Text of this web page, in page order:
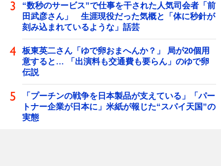
“数秒のサービス”で仕事を干された人気司会者「前
田武彦さん」 生涯現役だった気概と「体に秒針が
刻み込まれているような」話芸
板東英二さん「ゆで卵おまへんか？」 局が20個用
意すると… 「出演料も交通費も要らん」のゆで卵
伝説
「プーチンの戦争を日本製品が支えている」「パー
トナー企業が日本に」米紙が報じた“スパイ天国”の
実態